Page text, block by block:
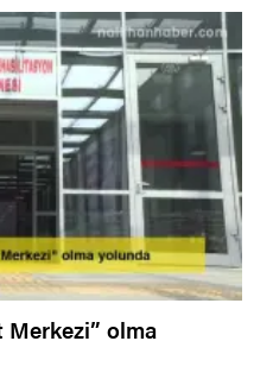
Merkezi” olma